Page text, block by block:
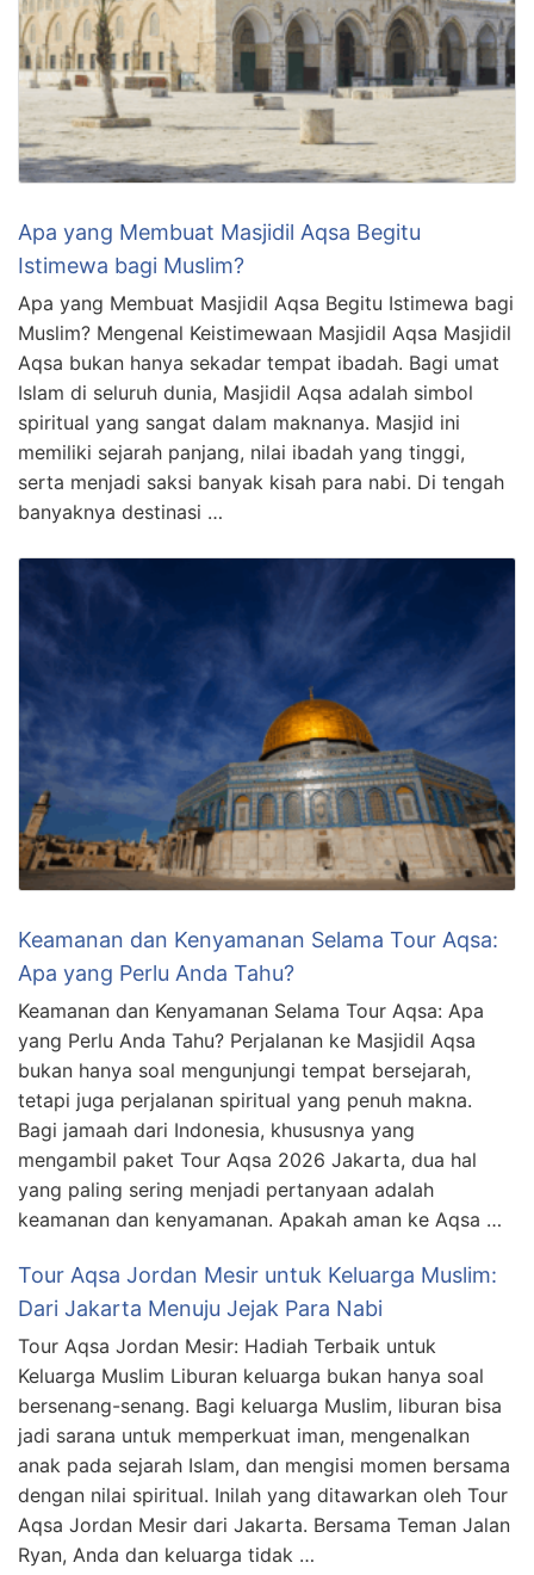
Apa yang Membuat Masjidil Aqsa Begitu
Istimewa bagi Muslim?
Apa yang Membuat Masjidil Aqsa Begitu Istimewa bagi
Muslim? Mengenal Keistimewaan Masjidil Aqsa Masjidil
Aqsa bukan hanya sekadar tempat ibadah. Bagi umat
Islam di seluruh dunia, Masjidil Aqsa adalah simbol
spiritual yang sangat dalam maknanya. Masjid ini
memiliki sejarah panjang, nilai ibadah yang tinggi,
serta menjadi saksi banyak kisah para nabi. Di tengah
banyaknya destinasi …
Keamanan dan Kenyamanan Selama Tour Aqsa:
Apa yang Perlu Anda Tahu?
Keamanan dan Kenyamanan Selama Tour Aqsa: Apa
yang Perlu Anda Tahu? Perjalanan ke Masjidil Aqsa
bukan hanya soal mengunjungi tempat bersejarah,
tetapi juga perjalanan spiritual yang penuh makna.
Bagi jamaah dari Indonesia, khususnya yang
mengambil paket Tour Aqsa 2026 Jakarta, dua hal
yang paling sering menjadi pertanyaan adalah
keamanan dan kenyamanan. Apakah aman ke Aqsa …
Tour Aqsa Jordan Mesir untuk Keluarga Muslim:
Dari Jakarta Menuju Jejak Para Nabi
Tour Aqsa Jordan Mesir: Hadiah Terbaik untuk
Keluarga Muslim Liburan keluarga bukan hanya soal
bersenang-senang. Bagi keluarga Muslim, liburan bisa
jadi sarana untuk memperkuat iman, mengenalkan
anak pada sejarah Islam, dan mengisi momen bersama
dengan nilai spiritual. Inilah yang ditawarkan oleh Tour
Aqsa Jordan Mesir dari Jakarta. Bersama Teman Jalan
Ryan, Anda dan keluarga tidak …